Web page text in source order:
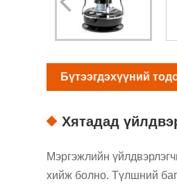
Бүтээгдэхүүний
Хятадад
Мэргэжлийн
хийж болно. Түлшний